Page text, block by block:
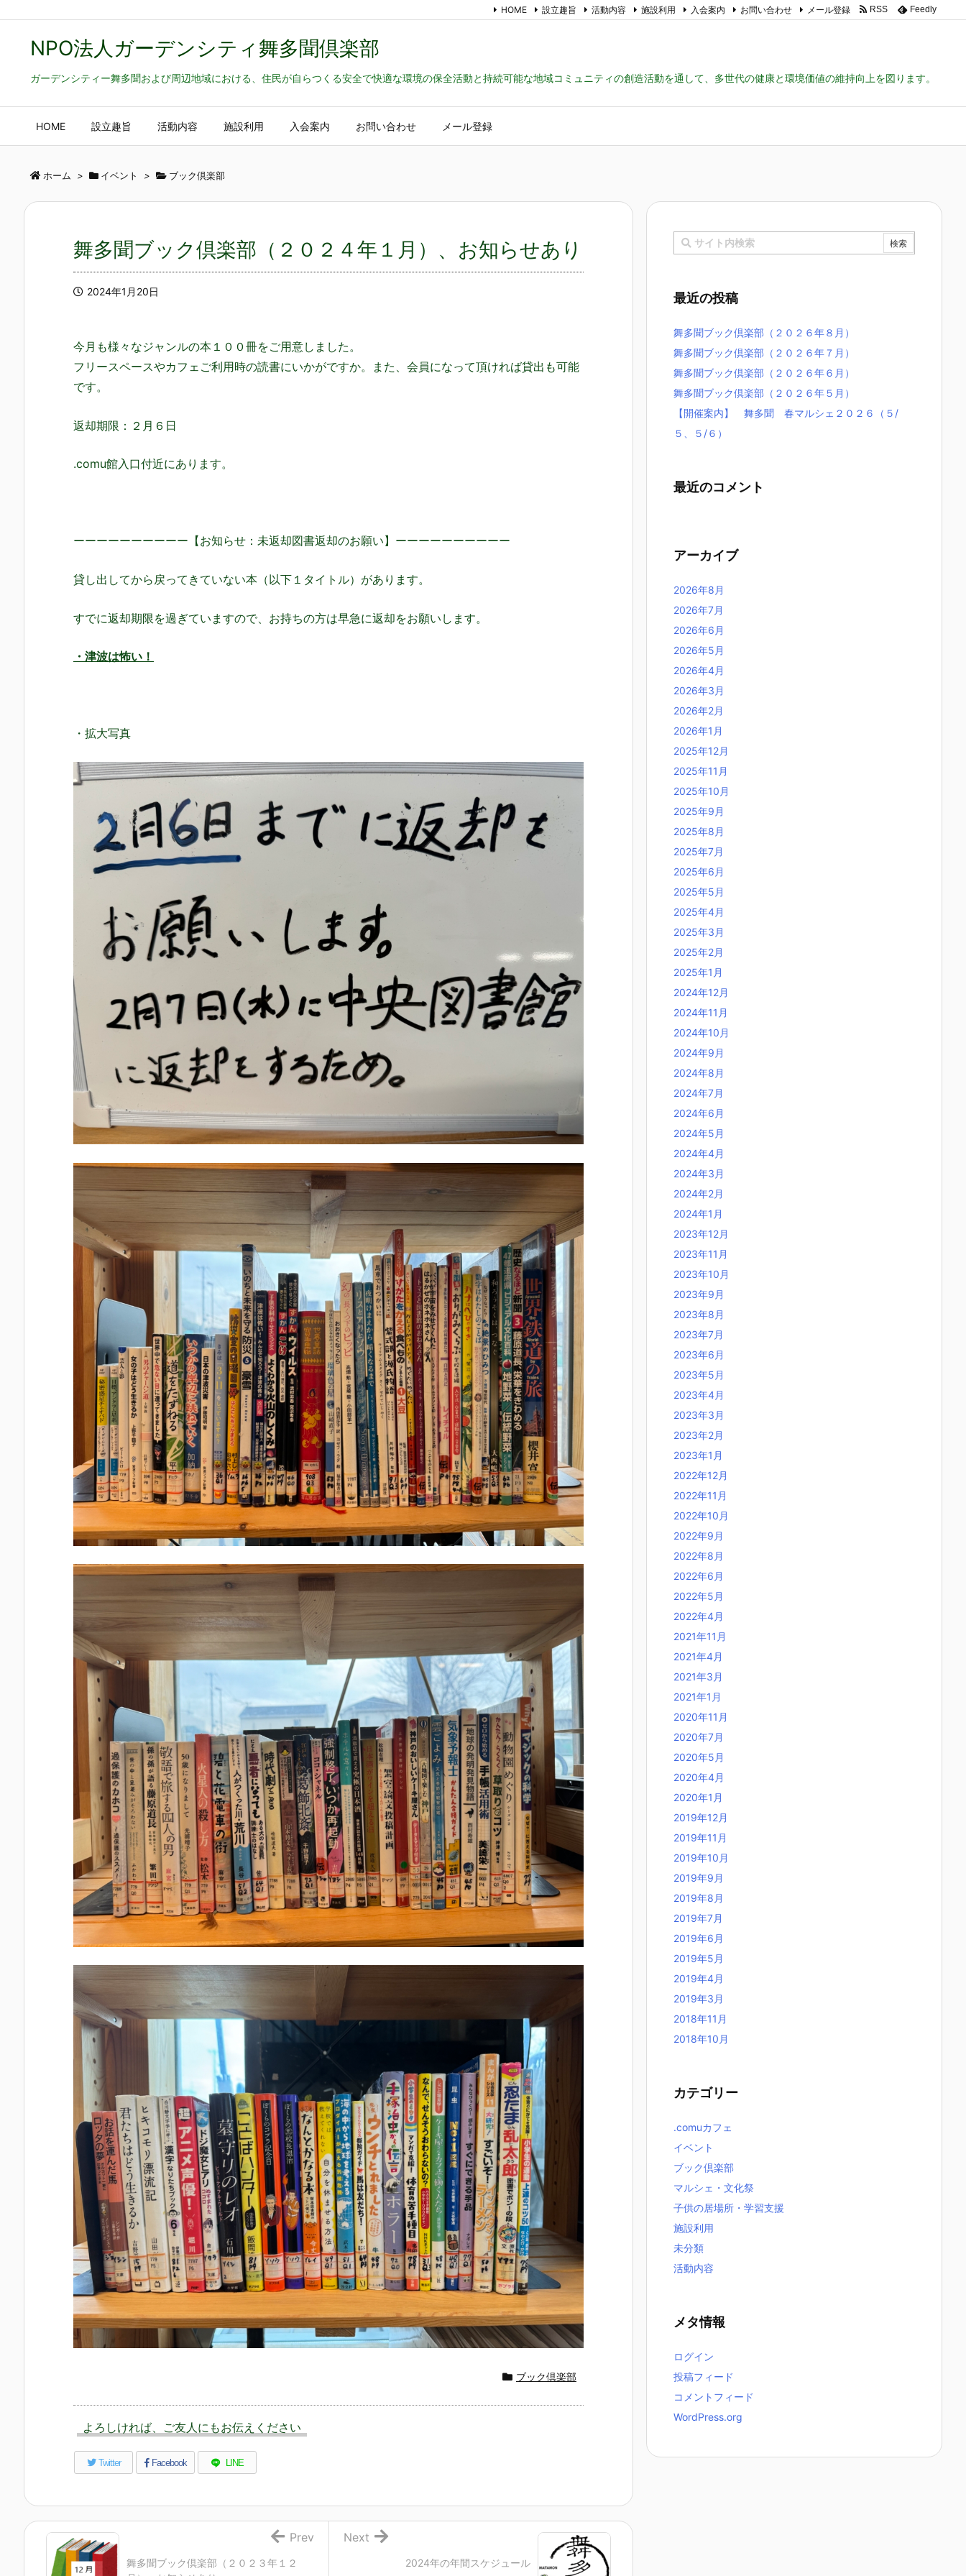
NPO法人ガーデンシティ舞多聞倶楽部
ガーデンシティー舞多聞および周辺地域における、住民が自らつくる安全で快適な環境の保全活動と持続可能な地域コミュニティの創造活動を通して、多世代の健康と環境価値の維持向上を図ります。
HOME 設立趣旨 活動内容 施設利用 入会案内 お問い合わせ メール登録
HOME 設立趣旨 活動内容 施設利用 入会案内 お問い合わせ メール登録 RSS Feedly
ホーム > イベント > ブック倶楽部
舞多聞ブック倶楽部（２０２４年１月）、お知らせあり
2024年1月20日
今月も様々なジャンルの本１００冊をご用意しました。
フリースペースやカフェご利用時の読書にいかがですか。また、会員になって頂ければ貸出も可能
です。
返却期限：２月６日
.comu館入口付近にあります。
ーーーーーーーーーー【お知らせ：未返却図書返却のお願い】ーーーーーーーーーー
貸し出してから戻ってきていない本（以下１タイトル）があります。
すでに返却期限を過ぎていますので、お持ちの方は早急に返却をお願いします。
・津波は怖い！
・拡大写真
ブック倶楽部
よろしければ、ご友人にもお伝えください
Twitter Facebook LINE
2024年の年間スケジュール
Next
舞多聞ブック倶楽部（２０２３年１２
Prev
最近の投稿
舞多聞ブック倶楽部（２０２６年８月）
舞多聞ブック倶楽部（２０２６年７月）
舞多聞ブック倶楽部（２０２６年６月）
舞多聞ブック倶楽部（２０２６年５月）
【開催案内】 舞多聞 春マルシェ２０２６（５/
５、５/６）
最近のコメント
アーカイブ
2026年8月
2026年7月
2026年6月
2026年5月
2026年4月
2026年3月
2026年2月
2026年1月
2025年12月
2025年11月
2025年10月
2025年9月
2025年8月
2025年7月
2025年6月
2025年5月
2025年4月
2025年3月
2025年2月
2025年1月
2024年12月
2024年11月
2024年10月
2024年9月
2024年8月
2024年7月
2024年6月
2024年5月
2024年4月
2024年3月
2024年2月
2024年1月
2023年12月
2023年11月
2023年10月
2023年9月
2023年8月
2023年7月
2023年6月
2023年5月
2023年4月
2023年3月
2023年2月
2023年1月
2022年12月
2022年11月
2022年10月
2022年9月
2022年8月
2022年6月
2022年5月
2022年4月
2021年11月
2021年4月
2021年3月
2021年1月
2020年11月
2020年7月
2020年5月
2020年4月
2020年1月
2019年12月
2019年11月
2019年10月
2019年9月
2019年8月
2019年7月
2019年6月
2019年5月
2019年4月
2019年3月
2018年11月
2018年10月
カテゴリー
.comuカフェ
イベント
ブック倶楽部
マルシェ・文化祭
子供の居場所・学習支援
施設利用
未分類
活動内容
メタ情報
ログイン
投稿フィード
コメントフィード
WordPress.org